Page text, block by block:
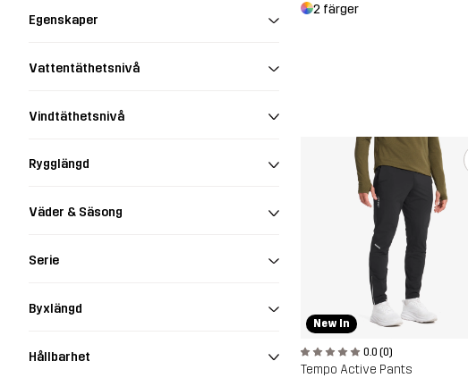
Egenskaper
Vattentäthetsnivå
Vindtäthetsnivå
Rygglängd
Väder & Säsong
Serie
Byxlängd
Hållbarhet
2 färger
New In
0.0 (0)
Tempo Active Pants